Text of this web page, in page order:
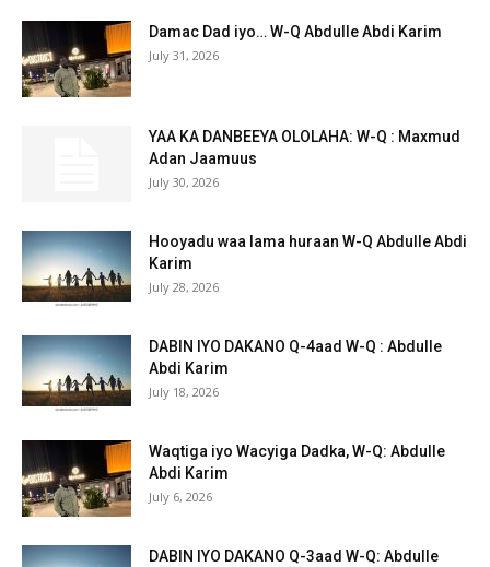
Damac Dad iyo… W-Q Abdulle Abdi Karim
July 31, 2026
YAA KA DANBEEYA OLOLAHA: W-Q : Maxmud
Adan Jaamuus
July 30, 2026
Hooyadu waa lama huraan W-Q Abdulle Abdi
Karim
July 28, 2026
DABIN IYO DAKANO Q-4aad W-Q : Abdulle
Abdi Karim
July 18, 2026
Waqtiga iyo Wacyiga Dadka, W-Q: Abdulle
Abdi Karim
July 6, 2026
DABIN IYO DAKANO Q-3aad W-Q: Abdulle